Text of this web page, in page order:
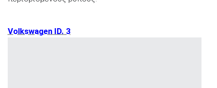
Volkswagen ID. 3